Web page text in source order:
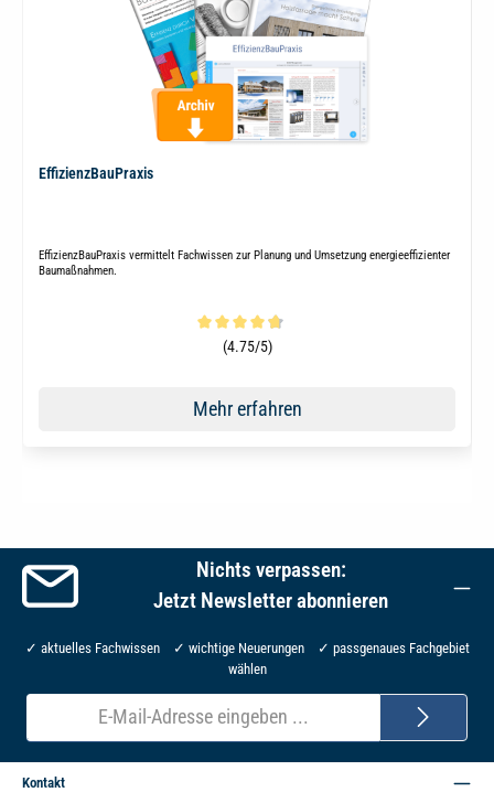
EffizienzBauPraxis
EffizienzBauPraxis vermittelt Fachwissen zur Planung und Umsetzung energieeffizienter
Baumaßnahmen.
Durchschnittliche Bewertung von 4.6 von 5 Sternen
(4.75/5)
Mehr erfahren
Nichts verpassen:
Jetzt Newsletter abonnieren
✓ aktuelles Fachwissen ✓ wichtige Neuerungen ✓ passgenaues Fachgebiet
wählen
E-
Mail-
Adresse*
Kontakt